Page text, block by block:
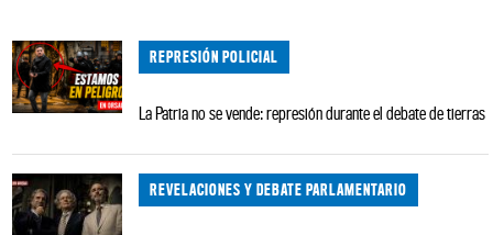
REPRESIÓN POLICIAL
La Patria no se vende: represión durante el debate de tierras
REVELACIONES Y DEBATE PARLAMENTARIO